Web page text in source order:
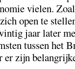
vielen.
open te
jaar later
tussen het
zijn